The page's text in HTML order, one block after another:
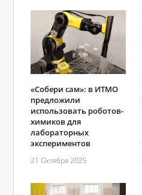
«Собери сам»: в ИТМО
предложили
использовать роботов-
химиков для
лабораторных
экспериментов
21 Октября 2025